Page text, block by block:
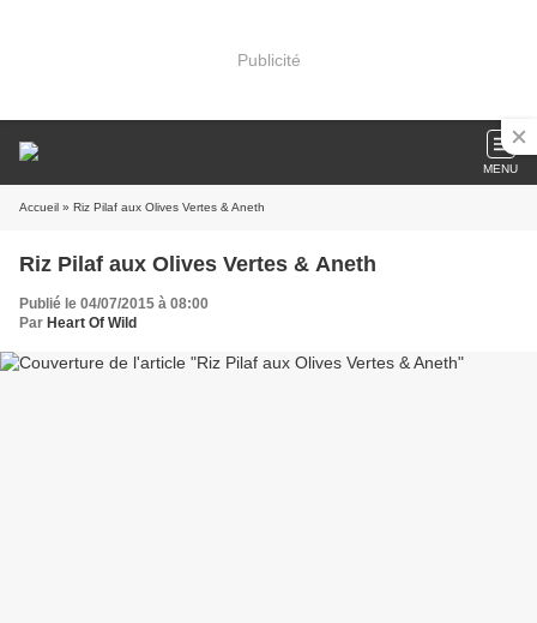
Publicité
MENU
Accueil » Riz Pilaf aux Olives Vertes & Aneth
Riz Pilaf aux Olives Vertes & Aneth
Publié le 04/07/2015 à 08:00
Par Heart Of Wild